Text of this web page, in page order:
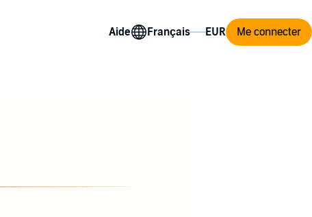
Aide Me connecter